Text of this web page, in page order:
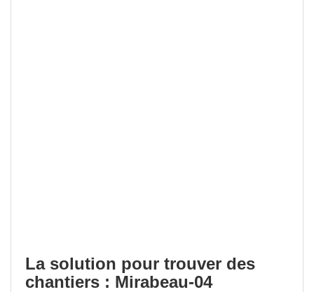
La solution pour trouver des
chantiers : Mirabeau-04